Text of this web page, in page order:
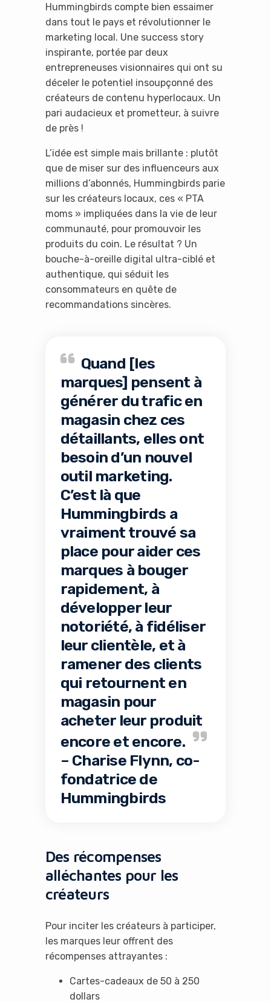
Hummingbirds compte bien essaimer
dans tout le pays et révolutionner le
marketing local. Une success story
inspirante, portée par deux
entrepreneuses visionnaires qui ont su
déceler le potentiel insoupçonné des
créateurs de contenu hyperlocaux. Un
pari audacieux et prometteur, à suivre
de près !
L’idée est simple mais brillante : plutôt
que de miser sur des influenceurs aux
millions d’abonnés, Hummingbirds parie
sur les créateurs locaux, ces « PTA
moms » impliquées dans la vie de leur
communauté, pour promouvoir les
produits du coin. Le résultat ? Un
bouche-à-oreille digital ultra-ciblé et
authentique, qui séduit les
consommateurs en quête de
recommandations sincères.
Quand [les
marques] pensent à
générer du trafic en
magasin chez ces
détaillants, elles ont
besoin d’un nouvel
outil marketing.
C’est là que
Hummingbirds a
vraiment trouvé sa
place pour aider ces
marques à bouger
rapidement, à
développer leur
notoriété, à fidéliser
leur clientèle, et à
ramener des clients
qui retournent en
magasin pour
acheter leur produit
encore et encore.
– Charise Flynn, co-
fondatrice de
Hummingbirds
Des récompenses
alléchantes pour les
créateurs
Pour inciter les créateurs à participer,
les marques leur offrent des
récompenses attrayantes :
Cartes-cadeaux de 50 à 250
dollars
It looks like you're
Yes, I will turn off Ad-Blocker